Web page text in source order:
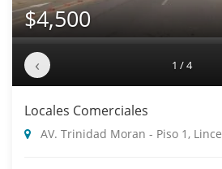
$4,500
‹ 1 / 4
Locales Comerciales
AV. Trinidad Moran - Piso 1, Lince